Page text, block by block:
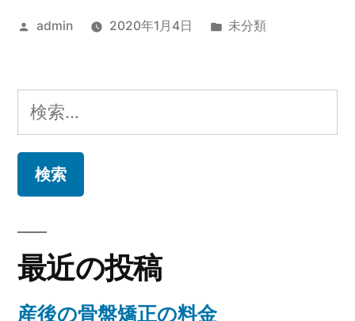
章”投
admin 2020年1月4日
カ
リ
未分類
検
索:
最近の投稿
産後の骨盤矯正の料金